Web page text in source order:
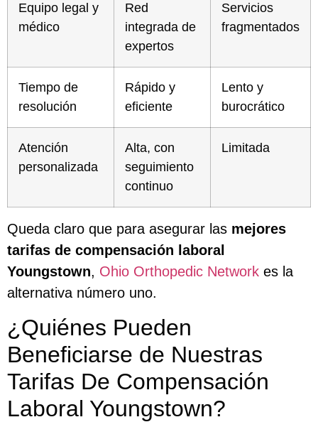
Equipo legal y
médico
Red
integrada de
expertos
Servicios
fragmentados
Tiempo de
resolución
Rápido y
eficiente
Lento y
burocrático
Atención
personalizada
Alta, con
seguimiento
continuo
Limitada
Queda claro que para asegurar las mejores
tarifas de compensación laboral
Youngstown, Ohio Orthopedic Network es la
alternativa número uno.
¿Quiénes Pueden
Beneficiarse de Nuestras
Tarifas De Compensación
Laboral Youngstown?